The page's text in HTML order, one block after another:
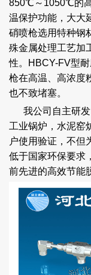
850℃～1050℃的
温保护功能，大大
硝喷枪选用特种钢
殊金属处理工艺加
性。HBCY-FV型
枪在高温、高浓度
也不致堵塞。
我公司自主研
工业锅炉，水泥窑
户使用验证，不但
低于国家环保要求
前先进的高效节能